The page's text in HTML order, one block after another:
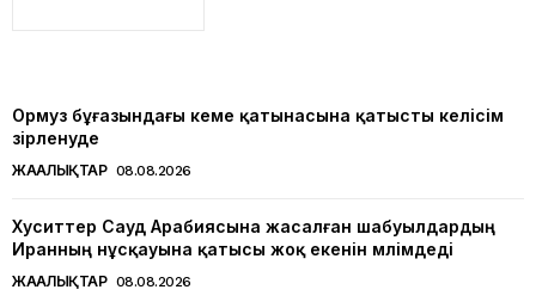
Ормуз бұғазындағы кеме қатынасына қатысты келісім
әзірленуде
ЖАҢАЛЫҚТАР 08.08.2026
Хуситтер Сауд Арабиясына жасалған шабуылдардың
Иранның нұсқауына қатысы жоқ екенін мәлімдеді
ЖАҢАЛЫҚТАР 08.08.2026